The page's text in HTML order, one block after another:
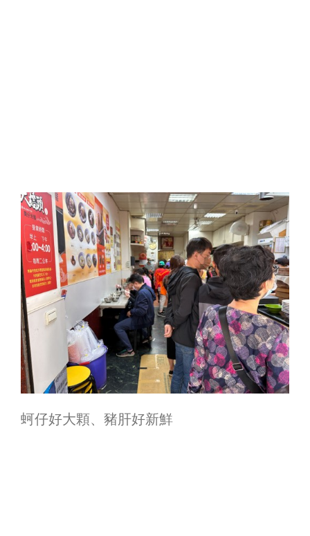
蚵仔好大顆、豬肝好新鮮